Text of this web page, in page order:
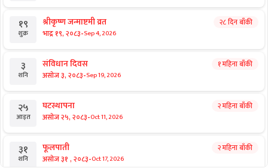
१९
शुक्र
श्रीकृष्ण जन्माष्टमी व्रत
भाद्र १९, २०८३-Sep 4, 2026
२८ दिन बाँकी
३
शनि
संविधान दिवस
असोज ३, २०८३-Sep 19, 2026
१ महिना बाँकी
२५
आइत
घटस्थापना
असोज २५, २०८३-Oct 11, 2026
२ महिना बाँकी
३१
शनि
फूलपाती
असोज ३१ , २०८३-Oct 17, 2026
२ महिना बाँकी